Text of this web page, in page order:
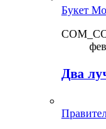
Букет
Два